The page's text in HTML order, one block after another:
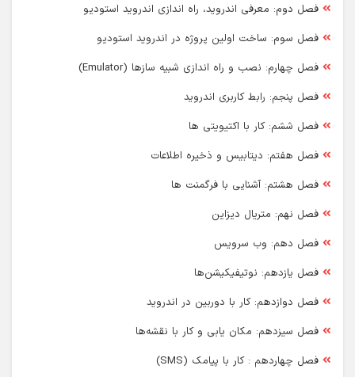
فصل دوم: معرفی اندروید، راه اندازی اندروید استودیو
فصل سوم: ساخت اولین پروژه در اندروید استودیو
فصل چهارم: نصب و راه اندازی شبیه سازها (Emulator)
فصل پنجم: رابط کاربری اندروید
فصل ششم: کار با اکتیویتی ها
فصل هفتم: دیتابیس و ذخیره اطلاعات
فصل هشتم: آشنایی با فرگمنت ها
فصل نهم: متریال دیزاین
فصل دهم: وب سرویس
فصل یازدهم: نوتیفیکیشن‌ها
فصل دوازدهم: کار با دوربین در اندروید
فصل سیزدهم: مکان یابی و کار با نقشه‌ها
فصل چهاردهم : کار با پیامک (SMS)